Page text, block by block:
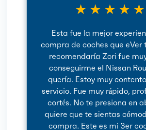
★ ★ ★ ★ ★
Esta fue la mejor
compra de coches que eVer
recomendaría Zori fue
conseguirme el Nissan
quería. Estoy muy
servicio. Fue muy rápido,
cortés. No te presiona en
quiere que te sientas
compra. Este es mi 3er